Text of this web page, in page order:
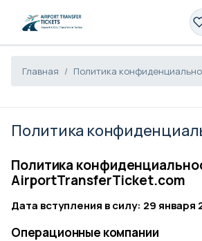
Главная Политика
Политика
Политика
AirportTransferTicket.com
Дата вступления в силу: 29 января
Операционные компании